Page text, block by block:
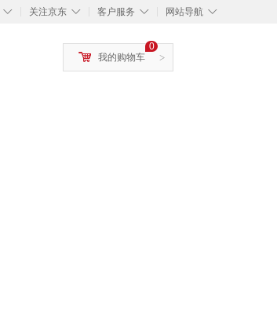
◇ ◇
关注京东 ◇
客户服务 ◇
网站导航
>
0
我的购物车